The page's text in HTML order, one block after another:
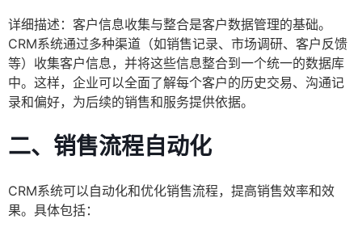
详细描述：客户信息收集与整合是客户数据管理的基础。
CRM系统通过多种渠道（如销售记录、市场调研、客户反馈
等）收集客户信息，并将这些信息整合到一个统一的数据库
中。这样，企业可以全面了解每个客户的历史交易、沟通记
录和偏好，为后续的销售和服务提供依据。
二、销售流程自动化
CRM系统可以自动化和优化销售流程，提高销售效率和效
果。具体包括：